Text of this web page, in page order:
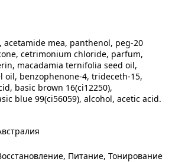
acetamide mea, panthenol, peg-20
cetrimonium chloride, parfum,
macadamia ternifolia seed oil,
oil, benzophenone-4, trideceth-15,
basic brown 16(ci12250),
blue 99(ci56059), alcohol, acetic acid.
Питание, Тонирование